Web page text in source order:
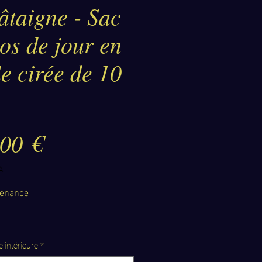
- Sac
de jour en
cirée de 10
€Prix
Saint-Malo, cette citadelle
intérieure *